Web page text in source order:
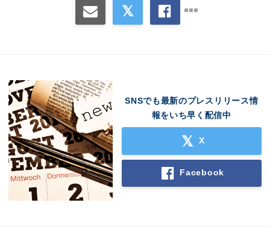
SNSでも最新のプレスリリース情
報をいち早く配信中
X
Facebook